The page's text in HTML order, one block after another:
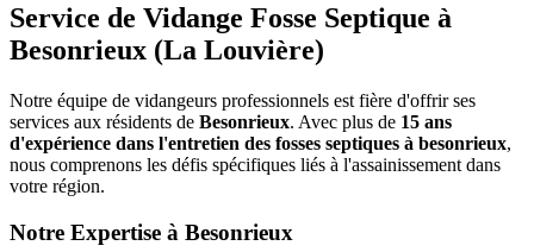
Service de Vidange Fosse Septique à
Besonrieux (La Louvière)
Notre équipe de vidangeurs professionnels est fière d'offrir ses
services aux résidents de Besonrieux. Avec plus de 15 ans
d'expérience dans l'entretien des fosses septiques à besonrieux,
nous comprenons les défis spécifiques liés à l'assainissement dans
votre région.
Notre Expertise à Besonrieux